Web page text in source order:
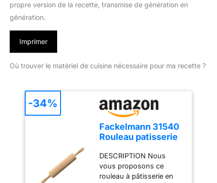
propre version de la recette, transmise de génération en
génération.
Imprimer
Où trouver le matériel de cuisine nécessaire pour ma recette ?
Fackelmann 31540
Rouleau patisserie
pâtisserie,
accessoires
cuisine, ustensiles
DESCRIPTION Nous
vous proposons ce
rouleau à pâtisserie en
-34%